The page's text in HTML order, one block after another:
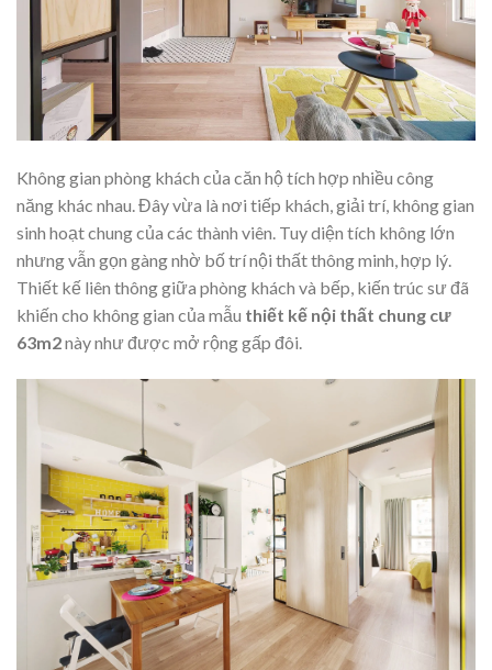
Không gian phòng khách của căn hộ tích hợp nhiều công
năng khác nhau. Đây vừa là nơi tiếp khách, giải trí, không gian
sinh hoạt chung của các thành viên. Tuy diện tích không lớn
nhưng vẫn gọn gàng nhờ bố trí nội thất thông minh, hợp lý.
Thiết kế liên thông giữa phòng khách và bếp, kiến trúc sư đã
khiến cho không gian của mẫu thiết kế nội thất chung cư
63m2này như được mở rộng gấp đôi.